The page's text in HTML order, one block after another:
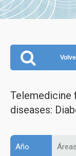
Telemedicine
diseases:
Año